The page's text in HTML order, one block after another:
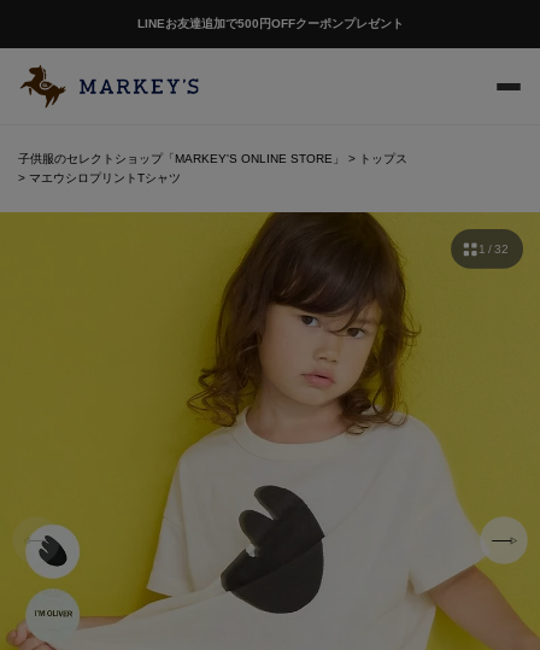
LINEお友達追加で500円OFFクーポンプレゼント
子供服のセレクトショップ「MARKEY'S ONLINE STORE」
トップス
マエウシロプリントTシャツ
1 / 32